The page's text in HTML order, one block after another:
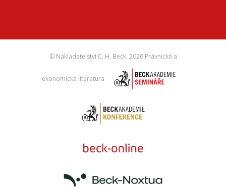
© Nakladatelství C. H. Beck, 2026 Právnická a
ekonomická literatura